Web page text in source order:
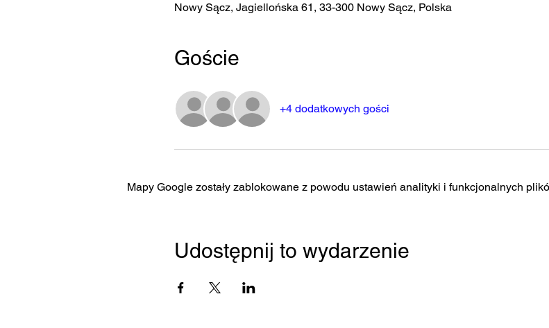
Nowy Sącz, Jagiellońska 61, 33-300 Nowy Sącz, Polska
Goście
+4 dodatkowych gości
Mapy Google zostały zablokowane z powodu ustawień analityki i funkcjonalnych
Udostępnij to wydarzenie